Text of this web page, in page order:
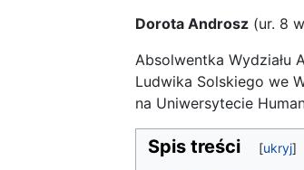
Dorota Androsz (ur. 8
Absolwentka Wydziału
Ludwika Solskiego we
na Uniwersytecie
Spis treści